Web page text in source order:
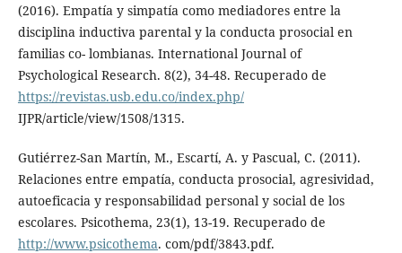
(2016). Empatía y simpatía como mediadores entre la
disciplina inductiva parental y la conducta prosocial en
familias co- lombianas. International Journal of
Psychological Research. 8(2), 34-48. Recuperado de
https://revistas.usb.edu.co/index.php/
IJPR/article/view/1508/1315.
Gutiérrez-San Martín, M., Escartí, A. y Pascual, C. (2011).
Relaciones entre empatía, conducta prosocial, agresividad,
autoeficacia y responsabilidad personal y social de los
escolares. Psicothema, 23(1), 13-19. Recuperado de
http://www.psicothema. com/pdf/3843.pdf.